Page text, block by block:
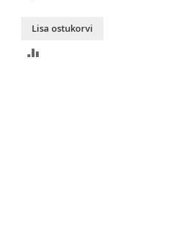
Lisa ostukorvi